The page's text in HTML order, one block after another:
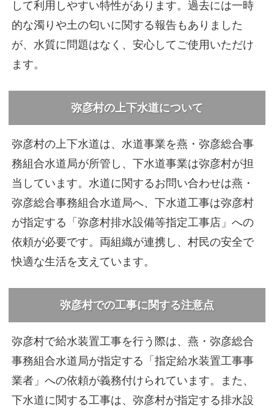
して利用しやすい特性があります。過去には一時
的な濁りや土の匂いに関する報告もありました
が、水質に問題はなく、安心してご使用いただけ
ます。
弥彦村の上下水道について
弥彦村の上下水道は、水道事業を燕・弥彦総合事
務組合水道局が所管し、下水道事業は弥彦村が担
当しています。水道に関するお問い合わせは燕・
弥彦総合事務組合水道局へ、下水道工事は弥彦村
が指定する「弥彦村排水設備等指定工事店」への
依頼が必要です。両組織が連携し、村民の安全で
快適な生活を支えています。
弥彦村での工事に関する注意点
弥彦村で給水装置工事を行う際は、燕・弥彦総合
事務組合水道局が指定する「指定給水装置工事事
業者」への依頼が義務付けられています。また、
下水道に関する工事は、弥彦村が指定する排水設